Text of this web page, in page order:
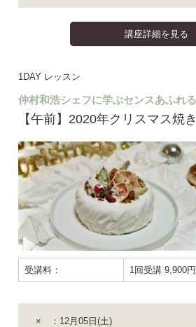
講座詳細を見る
1DAY レッスン
仲村和浩シェフに学ぶセンスあふれ
【午前】2020年クリスマス焼
受講料： 1回受講 9,900円
× ：12月05日(土)